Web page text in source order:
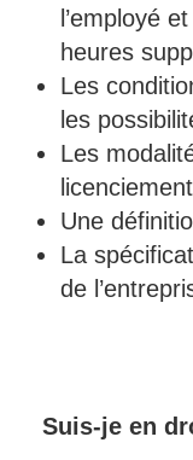
l’employé
heures
Les
les
Les
Une
La
de
Suis-je en